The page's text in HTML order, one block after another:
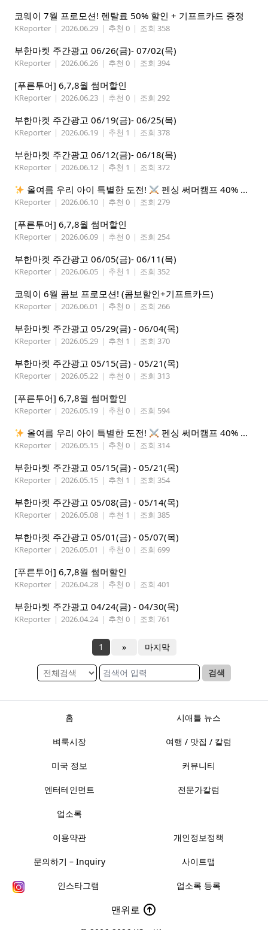
코웨이 7월 프로모션! 렌탈료 50% 할인 + 기프트카드 증정
KReporter | 2026.06.29 | 추천 0 | 조회 358
부한마켓 주간광고 06/26(금)- 07/02(목)
KReporter | 2026.06.26 | 추천 0 | 조회 394
[푸른투어] 6,7,8월 썸머할인
KReporter | 2026.06.23 | 추천 0 | 조회 292
부한마켓 주간광고 06/19(금)- 06/25(목)
KReporter | 2026.06.19 | 추천 1 | 조회 378
부한마켓 주간광고 06/12(금)- 06/18(목)
KReporter | 2026.06.12 | 추천 1 | 조회 372
올여름 우리 아이 특별한 도전! 펜싱 써머캠프 40% 선착순 할인
KReporter | 2026.06.10 | 추천 0 | 조회 279
[푸른투어] 6,7,8월 썸머할인
KReporter | 2026.06.09 | 추천 0 | 조회 254
부한마켓 주간광고 06/05(금)- 06/11(목)
KReporter | 2026.06.05 | 추천 1 | 조회 352
코웨이 6월 콤보 프로모션! (콤보할인+기프트카드)
KReporter | 2026.06.01 | 추천 0 | 조회 266
부한마켓 주간광고 05/29(금) - 06/04(목)
KReporter | 2026.05.29 | 추천 1 | 조회 370
부한마켓 주간광고 05/15(금) - 05/21(목)
KReporter | 2026.05.22 | 추천 0 | 조회 313
[푸른투어] 6,7,8월 썸머할인
KReporter | 2026.05.19 | 추천 0 | 조회 594
올여름 우리 아이 특별한 도전! 펜싱 써머캠프 40% 선착순 할인
KReporter | 2026.05.15 | 추천 0 | 조회 314
부한마켓 주간광고 05/15(금) - 05/21(목)
KReporter | 2026.05.15 | 추천 1 | 조회 354
부한마켓 주간광고 05/08(금) - 05/14(목)
KReporter | 2026.05.08 | 추천 1 | 조회 385
부한마켓 주간광고 05/01(금) - 05/07(목)
KReporter | 2026.05.01 | 추천 0 | 조회 699
[푸른투어] 6,7,8월 썸머할인
KReporter | 2026.04.28 | 추천 0 | 조회 401
부한마켓 주간광고 04/24(금) - 04/30(목)
KReporter | 2026.04.24 | 추천 0 | 조회 761
1 » 마지막
검색
홈 시애틀 뉴스
벼룩시장 여행 / 맛집 / 칼럼
미국 정보 커뮤니티
엔터테인먼트 전문가칼럼
업소록
이용약관 개인정보정책
문의하기 – Inquiry 사이트맵
인스타그램 업소록 등록
맨위로